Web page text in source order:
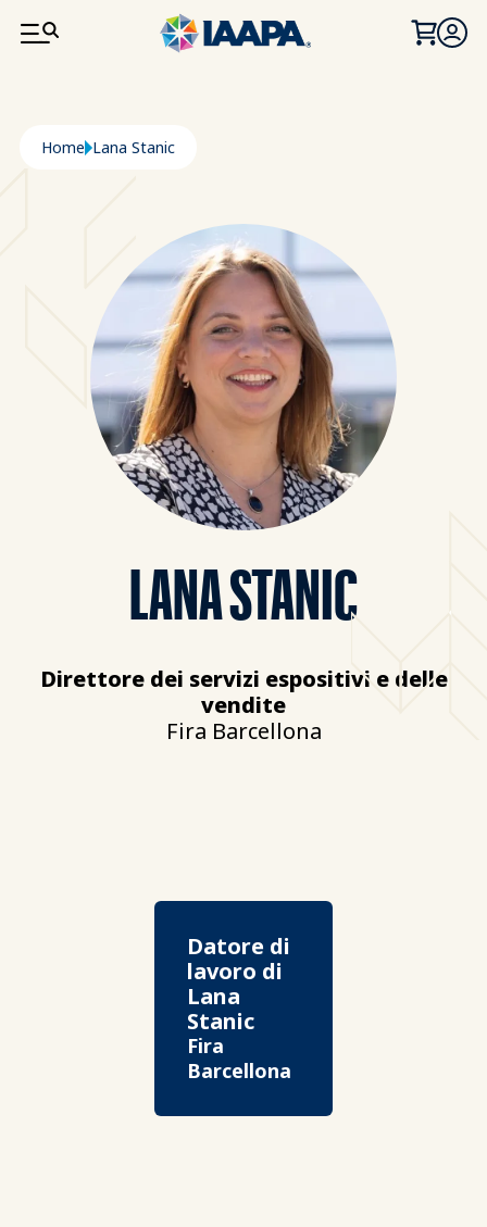
SALTA AL CONTENUTO PRINCIPALE
Briciole di pane
Home Lana Stanic
LANA STANIC
Direttore dei servizi espositivi e delle
vendite
Fira Barcellona
Datore di
lavoro di
Lana
Stanic
Fira
Barcellona